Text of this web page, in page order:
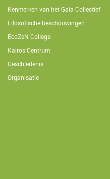
Kenmerken van het Gaia Collectief
Filosofische beschouwingen
EcoZeN College
Kairos Centrum
Geschiedenis
Organisatie